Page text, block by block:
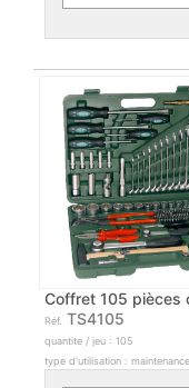
Coffret 105 pièces
Réf. TS4105
quantite / jeu : 105
type d'utilisation :